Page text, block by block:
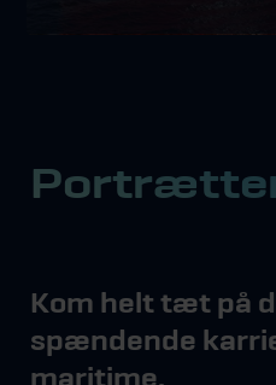
Kom helt tæt på
spændende
maritime.